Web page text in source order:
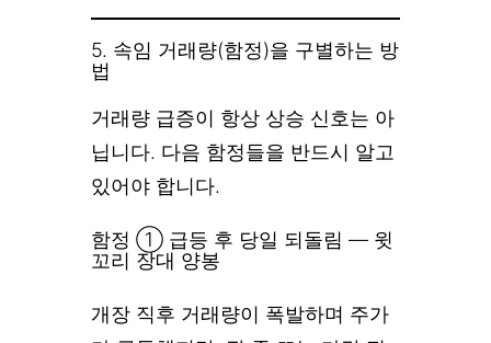
5. 속임 거래량(함정)을 구별하는 방
법
거래량 급증이 항상 상승 신호는 아
닙니다. 다음 함정들을 반드시 알고
있어야 합니다.
함정 ① 급등 후 당일 되돌림 — 윗
꼬리 장대 양봉
개장 직후 거래량이 폭발하며 주가